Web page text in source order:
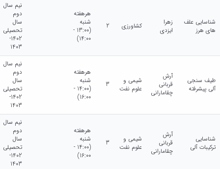
شناسایی علف
های هرز
زهرا
ایزدی
کشاورزی 2
هرهفته
شنبه
(13:00 -
14:00)
نیم سال
دوم
سال
تحصیلی
1402-
1403
طیف سنجی
آلی پیشرفته
آرش
قربانی
چقامارانی
شیمی و
علوم نفت
3
هرهفته
شنبه
(14:00 -
16:00)
نیم سال
دوم
سال
تحصیلی
1402-
1403
شناسایی
ترکیبات آلی
آرش
قربانی
چقامارانی
شیمی و
علوم نفت
3
هرهفته
شنبه
(14:00 -
16:00)
نیم سال
دوم
سال
تحصیلی
1402-
1403